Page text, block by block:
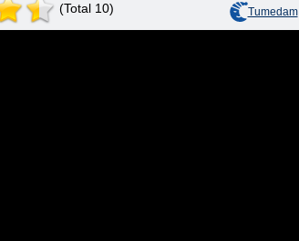
(Total 10) Tumedam